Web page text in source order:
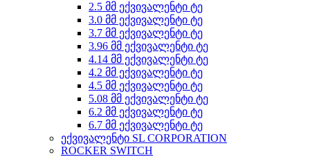
2.5 მმ ექვივალენტი ტე
3.0 მმ ექვივალენტი ტე
3.7 მმ ექვივალენტი ტე
3.96 მმ ექვივალენტი ტე
4.14 მმ ექვივალენტი ტე
4.2 მმ ექვივალენტი ტე
4.5 მმ ექვივალენტი ტე
5.08 მმ ექვივალენტი ტე
6.2 მმ ექვივალენტი ტე
6.7 მმ ექვივალენტი ტე
ექვივალენტი SL CORPORATION
ROCKER SWITCH